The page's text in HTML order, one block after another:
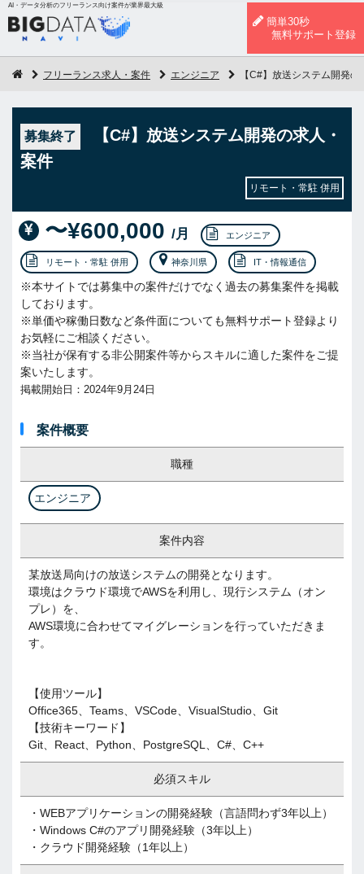
AI・データ分析のフリーランス向け案件が業界最大級
簡単30秒
無料サポート登録
フリーランス求人・案件 エンジニア 【C#】放送システム開発
募集終了
【C#】放送システム開発の求人・
案件
リモート・常駐 併用
〜¥600,000 /月 エンジニア
リモート・常駐 併用 神奈川県 IT・情報通信
※本サイトでは募集中の案件だけでなく過去の募集案件を掲載
しております。
※単価や稼働日数など条件面についても無料サポート登録より
お気軽にご相談ください。
※当社が保有する非公開案件等からスキルに適した案件をご提
案いたします。
掲載開始日：2024年9月24日
案件概要
職種
エンジニア
案件内容
某放送局向けの放送システムの開発となります。
環境はクラウド環境でAWSを利用し、現行システム（オン
プレ）を、
AWS環境に合わせてマイグレーションを行っていただきま
す。
【使用ツール】
Office365、Teams、VSCode、VisualStudio、Git
【技術キーワード】
Git、React、Python、PostgreSQL、C#、C++
必須スキル
・WEBアプリケーションの開発経験（言語問わず3年以上）
・Windows C#のアプリ開発経験（3年以上）
・クラウド開発経験（1年以上）